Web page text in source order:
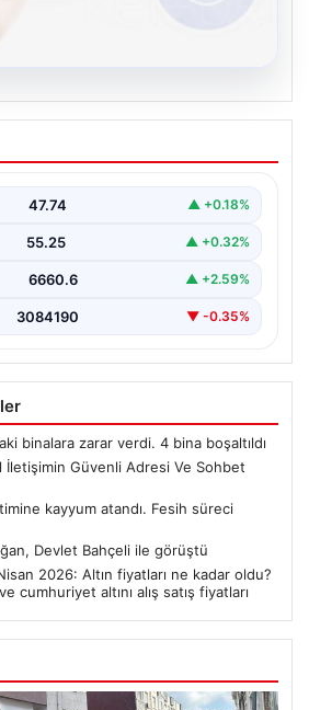
Sanal İletişimin Güvenli
Deneyimi
önem taşımaktadır. Güncel olarak…
47.74 ▲ +0.18%
55.25 ▲ +0.32%
6660.6 ▲ +2.59%
3084190 ▼ -0.35%
binalara zarar verdi. 4 bina boşaltıldı
İletişimin Güvenli Adresi Ve Sohbet
kayyum atandı. Fesih süreci
Devlet Bahçeli ile görüştü
2026: Altın fiyatları ne kadar oldu?
cumhuriyet altını alış satış fiyatları